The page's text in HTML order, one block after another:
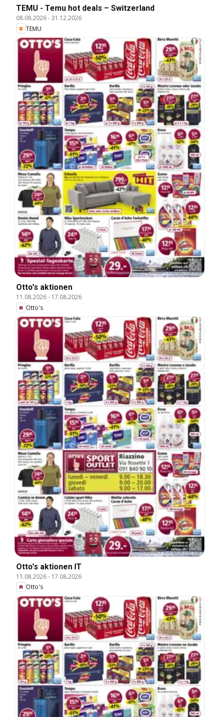
TEMU - Temu hot deals – Switzerland
08.08.2026-31.12.2026
TEMU
Otto's aktionen
11.08.2026- 17.08.2026
Otto's
Otto's aktionen IT
11.08.2026- 17.08.2026
Otto's